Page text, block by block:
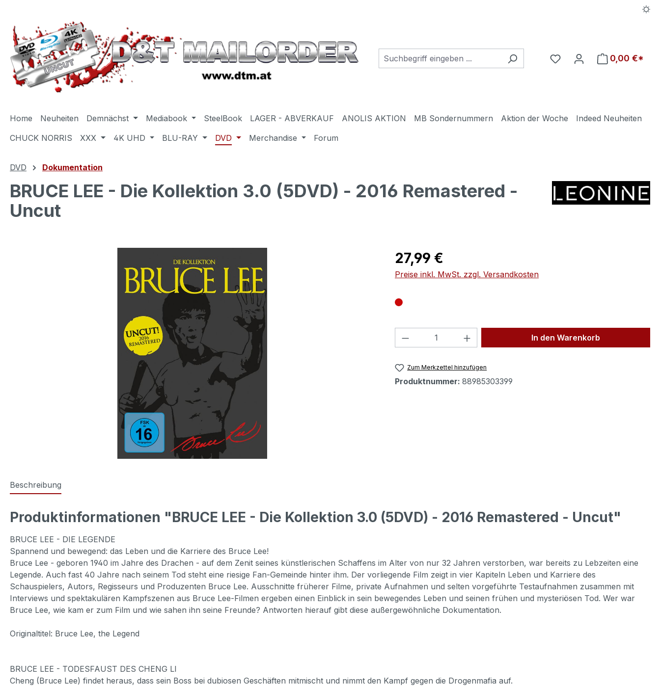
Du hast 0 Produkte auf
0,00 €*
Home Neuheiten Demnächst Mediabook SteelBook LAGER - ABVERKAUF ANOLIS AKTION MB Sondernummern Aktion der Woche
Indeed Neuheiten
CHUCK NORRIS
XXX 4K UHD BLU-RAY DVD Merchandise Forum
DVD Dokumentation
BRUCE LEE - Die Kollektion 3.0 (5DVD) - 2016 Remastered -
Uncut
Regulärer Preis:
27,99 €
Preise inkl. MwSt. zzgl. Versandkosten
Produkt Anzahl: Gib den gewünschten Wert
In den Warenkorb
Zum Merkzettel hinzufügen
Produktnummer: 88985303399
Beschreibung
Produktinformationen "BRUCE LEE - Die Kollektion 3.0 (5DVD) - 2016 Remastered - Uncut"
BRUCE LEE - DIE LEGENDE
Spannend und bewegend: das Leben und die Karriere des Bruce Lee!
Bruce Lee - geboren 1940 im Jahre des Drachen - auf dem Zenit seines künstlerischen Schaffens im Alter von nur 32 Jahren verstorben, war bereits zu Lebzeiten eine
Legende. Auch fast 40 Jahre nach seinem Tod steht eine riesige Fan-Gemeinde hinter ihm. Der vorliegende Film zeigt in vier Kapiteln Leben und Karriere des
Schauspielers, Autors, Regisseurs und Produzenten Bruce Lee. Ausschnitte früherer Filme, private Aufnahmen und selten vorgeführte Testaufnahmen zusammen mit
Interviews und spektakulären Kampfszenen aus Bruce Lee-Filmen ergeben einen Einblick in sein bewegendes Leben und seinen frühen und mysteriösen Tod. Wer war
Bruce Lee, wie kam er zum Film und wie sahen ihn seine Freunde? Antworten hierauf gibt diese außergewöhnliche Dokumentation.
Originaltitel: Bruce Lee, the Legend
BRUCE LEE - TODESFAUST DES CHENG LI
Cheng (Bruce Lee) findet heraus, dass sein Boss bei dubiosen Geschäften mitmischt und nimmt den Kampf gegen die Drogenmafia auf.